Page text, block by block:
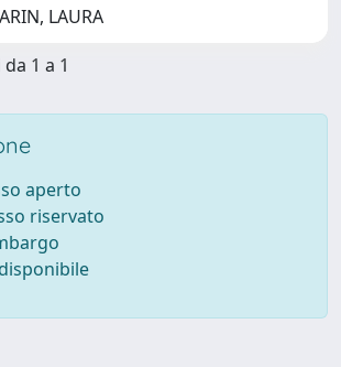
LAURA
1 a 1
aperto
riservato